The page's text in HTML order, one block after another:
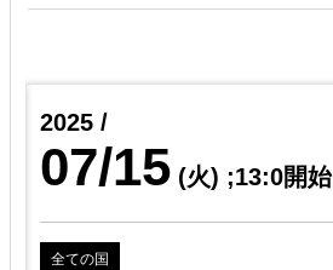
2025 /
07/15 (火) ;13:0開始
全ての国